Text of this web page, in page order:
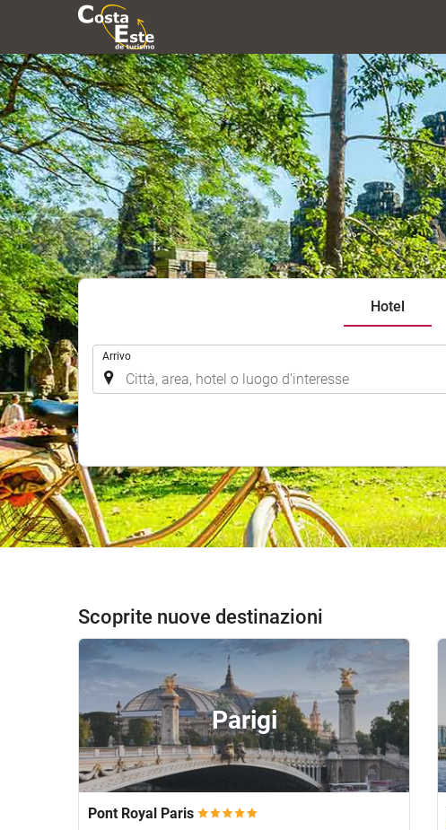
Hotel
Arrivo
Scoprite nuove destinazioni
Parigi
Pont Royal Paris